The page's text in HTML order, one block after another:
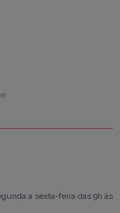
a sexta-feira das 9h às